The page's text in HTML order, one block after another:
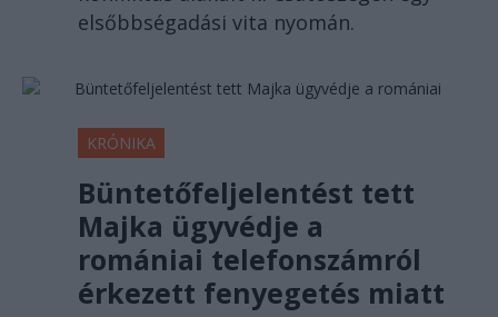
elsőbbségadási vita nyomán.
KRÓNIKA
Büntetőfeljelentést tett
Majka ügyvédje a
romániai telefonszámról
érkezett fenyegetés miatt